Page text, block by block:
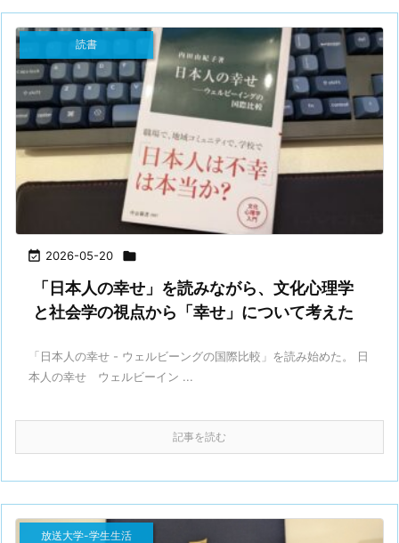
 2026-05-20 
読書
「日本人の幸せ」を読みながら、文化心理学
と社会学の視点から「幸せ」について考えた
「日本人の幸せ - ウェルビーングの国際比較」を読み始めた。 日
本人の幸せ ウェルビーイン ...
記事を読む
放送大学-学生生活